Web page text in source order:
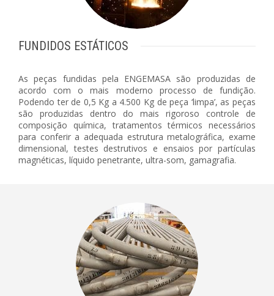
FUNDIDOS ESTÁTICOS
As peças fundidas pela ENGEMASA são produzidas de
acordo com o mais moderno processo de fundição.
Podendo ter de 0,5 Kg a 4.500 Kg de peça ‘limpa’, as peças
são produzidas dentro do mais rigoroso controle de
composição química, tratamentos térmicos necessários
para conferir a adequada estrutura metalográfica, exame
dimensional, testes destrutivos e ensaios por partículas
magnéticas, líquido penetrante, ultra-som, gamagrafia.